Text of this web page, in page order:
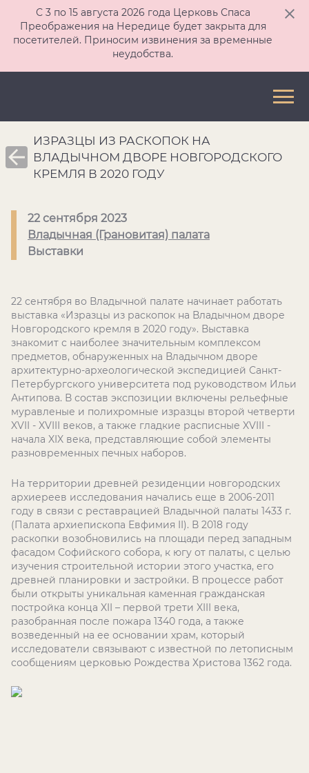
С 3 по 15 августа 2026 года Церковь Спаса
Преображения на Нередице будет закрыта для
посетителей. Приносим извинения за временные
неудобства.
ИЗРАЗЦЫ ИЗ РАСКОПОК НА
ВЛАДЫЧНОМ ДВОРЕ НОВГОРОДСКОГО
КРЕМЛЯ В 2020 ГОДУ
22 сентября 2023
Владычная (Грановитая) палата
Выставки
22 сентября во Владычной палате начинает работать
выставка «Изразцы из раскопок на Владычном дворе
Новгородского кремля в 2020 году». Выставка
знакомит с наиболее значительным комплексом
предметов, обнаруженных на Владычном дворе
архитектурно-археологической экспедицией Санкт-
Петербургского университета под руководством Ильи
Антипова. В состав экспозиции включены рельефные
муравленые и полихромные изразцы второй четверти
XVII - XVIII веков, а также гладкие расписные XVIII -
начала XIX века, представляющие собой элементы
разновременных печных наборов.
На территории древней резиденции новгородских
архиереев исследования начались еще в 2006-2011
году в связи с реставрацией Владычной палаты 1433 г.
(Палата архиепископа Евфимия II). В 2018 году
раскопки возобновились на площади перед западным
фасадом Софийского собора, к югу от палаты, с целью
изучения строительной истории этого участка, его
древней планировки и застройки. В процессе работ
были открыты уникальная каменная гражданская
постройка конца XII – первой трети XIII века,
разобранная после пожара 1340 года, а также
возведенный на ее основании храм, который
исследователи связывают с известной по летописным
сообщениям церковью Рождества Христова 1362 года.